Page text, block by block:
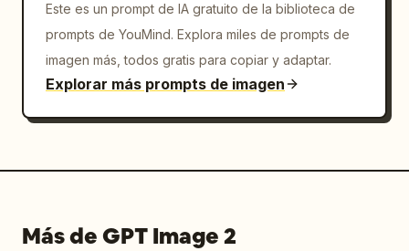
Este es un prompt de IA gratuito de la biblioteca de
prompts de YouMind. Explora miles de prompts de
imagen más, todos gratis para copiar y adaptar.
Explorar más prompts de imagen
Más de GPT Image 2